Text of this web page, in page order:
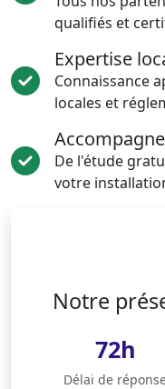
qualifiés et
Expertise
Connaissance
locales et
De l'étude
votre
Notre
72h
Délai de